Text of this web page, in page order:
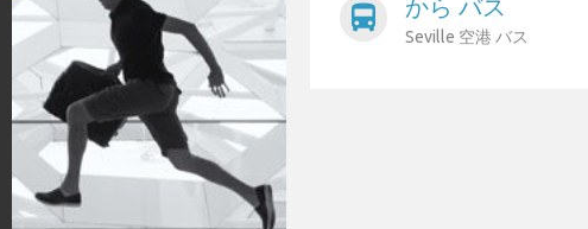
directions_bus から バス
Seville 空港 バス